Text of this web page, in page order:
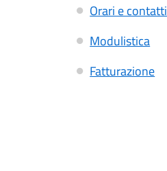
Orari e contatti
Modulistica
Fatturazione